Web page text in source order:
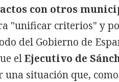
con otros
"unificar criterios" y
del Gobierno de
elEjecutivo de
situación que,